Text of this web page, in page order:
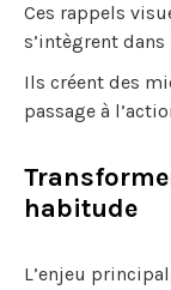
Ces rappels
s’intègrent
Ils créent des
passage à
habitude
L’enjeu